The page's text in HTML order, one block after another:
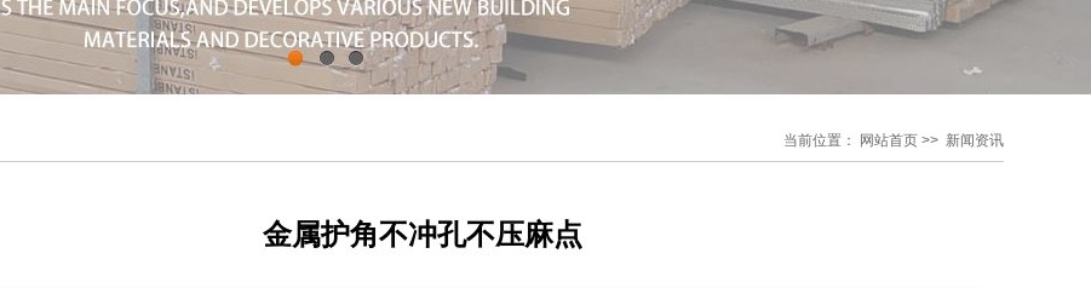
3
当前位置： 网站首页 >> 新闻资讯
金属护角不冲孔不压麻点